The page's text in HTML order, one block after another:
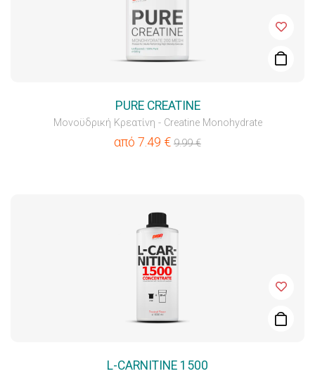
PURE CREATINE
Μονοϋδρική Κρεατίνη - Creatine Monohydrate
από 7.49 € 9.99€
L-CARNITINE 1500